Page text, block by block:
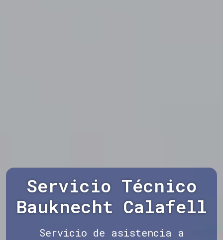
Servicio Técnico
Bauknecht Calafell
Servicio de asistencia a